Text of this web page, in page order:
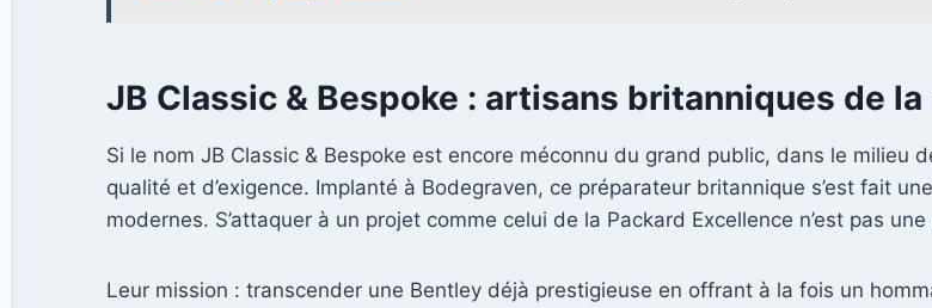
JB Classic & Bespoke : artisans britanniques de
Si le nom JB Classic & Bespoke est encore méconnu du grand public, dans le milieu
qualité et d’exigence. Implanté à Bodegraven, ce préparateur britannique s’est fait
modernes. S’attaquer à un projet comme celui de la Packard Excellence n’est pas
Leur mission : transcender une Bentley déjà prestigieuse en offrant à la fois un